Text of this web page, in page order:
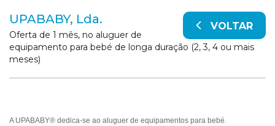
UPABABY, Lda. VOLTAR
Oferta de 1 mês, no aluguer de
equipamento para bebé de longa duração (2, 3, 4 ou mais
meses)
A UPABABY® dedica-se ao aluguer de equipamentos para bebé.